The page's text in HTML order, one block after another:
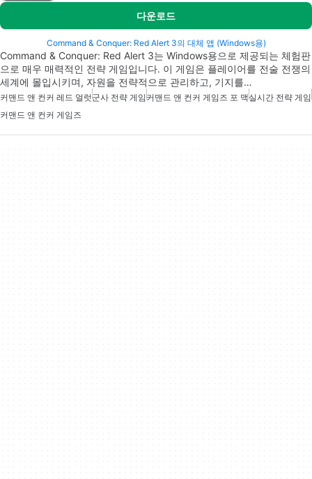
다운로드
Command & Conquer: Red Alert 3의 대체 앱 (Windows용)
Command & Conquer: Red Alert 3는 Windows용으로 제공되는 체험판
으로 매우 매력적인 전략 게임입니다. 이 게임은 플레이어를 전술 전쟁의
세계에 몰입시키며, 자원을 전략적으로 관리하고, 기지를…
커맨드 앤 컨커 레드 얼럿군사 전략 게임커맨드 앤 컨커 게임즈 포 맥실시간 전략 게임
커맨드 앤 컨커 게임즈